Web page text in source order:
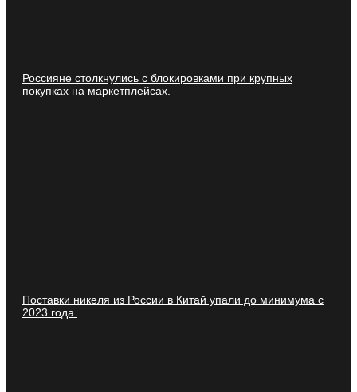
Россияне столкнулись с блокировками при крупных
покупках на маркетплейсах.
Поставки никеля из России в Китай упали до минимума с
2023 года.